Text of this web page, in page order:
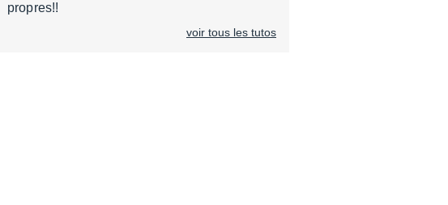
propres!!
voir tous les tutos